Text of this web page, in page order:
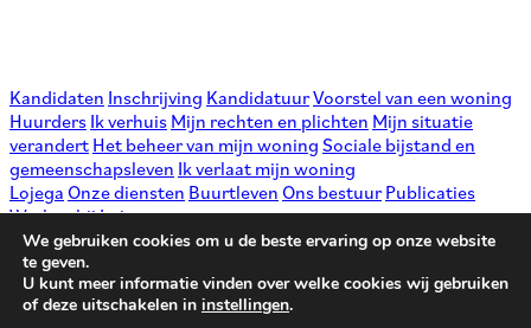
Kandidaten Inschrijving KandidatuurVoorstel van een woning
Huurders Ik verhuis Mijn rechten en plichten Mijn situatie
verandert Het beheer van mijn woning Sociale bijstand en
gemeenschapsleven Ik verlaat mijn woning
Lojega Onze diensten Buurtleven Ons bestuur Publicaties
Werken bij Lojega
PatrimoniumBouwplaatsen
Nieuws
Contact
info@lojega.be
We gebruiken cookies om u de beste ervaring op onze website
te geven.
U kunt meer informatie vinden over welke cookies wij gebruiken
of deze uitschakelen in instellingen.